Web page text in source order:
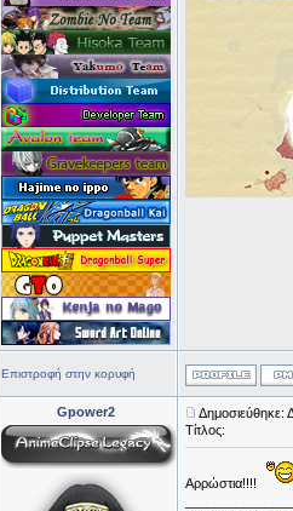
Επιστροφή στην κορυφή
Gpower2
Δημοσιεύθηκε:
Τίτλος:
Αρρώστια!!!!